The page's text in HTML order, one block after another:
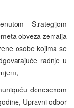
Strategijom
obveza zemalja
osobe kojima se
radnje u
donesenom
Upravni odbor